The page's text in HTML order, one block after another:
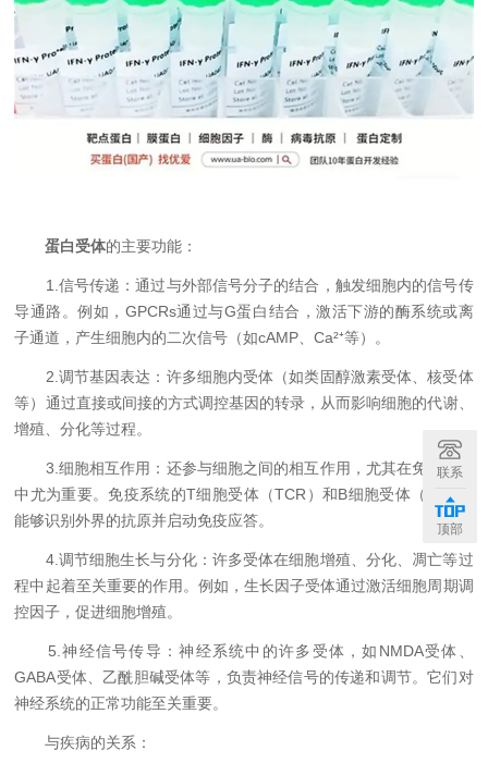
蛋白受体的主要功能：
1.信号传递：通过与外部信号分子的结合，触发细胞内的信号传
导通路。例如，GPCRs通过与G蛋白结合，激活下游的酶系统或离
子通道，产生细胞内的二次信号（如cAMP、Ca²⁺等）。
2.调节基因表达：许多细胞内受体（如类固醇激素受体、核受体
等）通过直接或间接的方式调控基因的转录，从而影响细胞的代谢、
增殖、分化等过程。
3.细胞相互作用：还参与细胞之间的相互作用，尤其在免疫反应
中尤为重要。免疫系统的T细胞受体（TCR）和B细胞受体（BCR）
能够识别外界的抗原并启动免疫应答。
4.调节细胞生长与分化：许多受体在细胞增殖、分化、凋亡等过
程中起着至关重要的作用。例如，生长因子受体通过激活细胞周期调
控因子，促进细胞增殖。
5.神经信号传导：神经系统中的许多受体，如NMDA受体、
GABA受体、乙酰胆碱受体等，负责神经信号的传递和调节。它们对
神经系统的正常功能至关重要。
与疾病的关系：
联系
顶部